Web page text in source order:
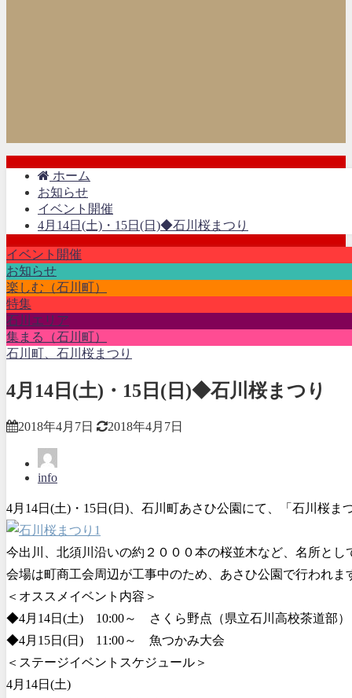
ホーム
お知らせ
イベント開催
4月14日(土)・15日(日)◆石川桜まつり
イベント開催
お知らせ
楽しむ（石川町）
特集
石川エリア
集まる（石川町）
石川町、石川桜まつり
4月14日(土)・15日(日)◆石川桜まつり
2018年4月7日 2018年4月7日
info
4月14日(土)・15日(日)、石川町あさひ公園にて、「石川桜ま
今出川、北須川沿いの約２０００本の桜並木など、名所と
会場は町商工会周辺が工事中のため、あさひ公園で行われま
＜オススメイベント内容＞
◆4月14日(土) 10:00～ さくら野点（県立石川高校茶道部）
◆4月15日(日) 11:00～ 魚つかみ大会
＜ステージイベントスケジュール＞
4月14日(土)